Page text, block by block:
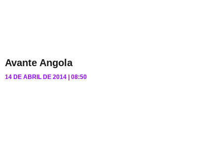
Avante Angola
14 DE ABRIL DE 2014 08:50